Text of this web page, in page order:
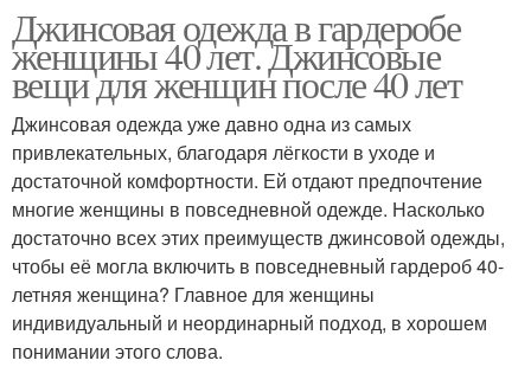
Джинсовая одежда в гардеробе
женщины 40 лет. Джинсовые
вещи для женщин после 40 лет
Джинсовая одежда уже давно одна из самых
привлекательных, благодаря лёгкости в уходе и
достаточной комфортности. Ей отдают предпочтение
многие женщины в повседневной одежде. Насколько
достаточно всех этих преимуществ джинсовой одежды,
чтобы её могла включить в повседневный гардероб 40-
летняя женщина? Главное для женщины
индивидуальный и неординарный подход, в хорошем
понимании этого слова.